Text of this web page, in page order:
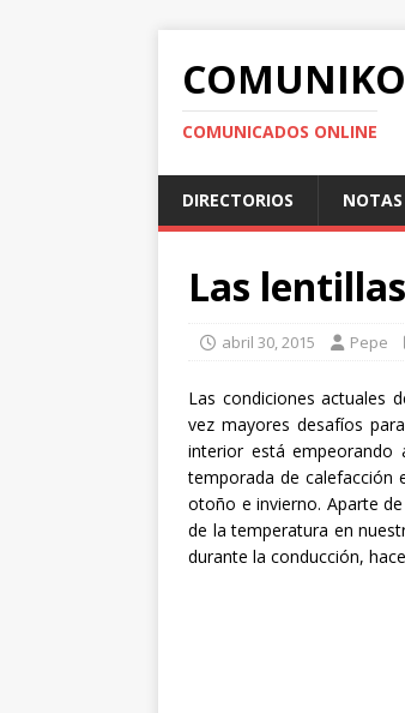
COMUNIKO
COMUNICADOS ONLINE
DIRECTORIOS
Las
abril 30, 2015 Pepe
Las condiciones actuales
vez mayores desafíos
interior está empeorando
temporada de calefacción
otoño e invierno. Aparte
de la temperatura en
durante la conducción,